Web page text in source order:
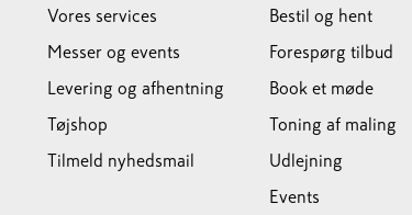
Vores services
Messer og events
Levering og afhentning
Tøjshop
Tilmeld nyhedsmail
Bestil og hent
Forespørg tilbud
Book et møde
Toning af maling
Udlejning
Events